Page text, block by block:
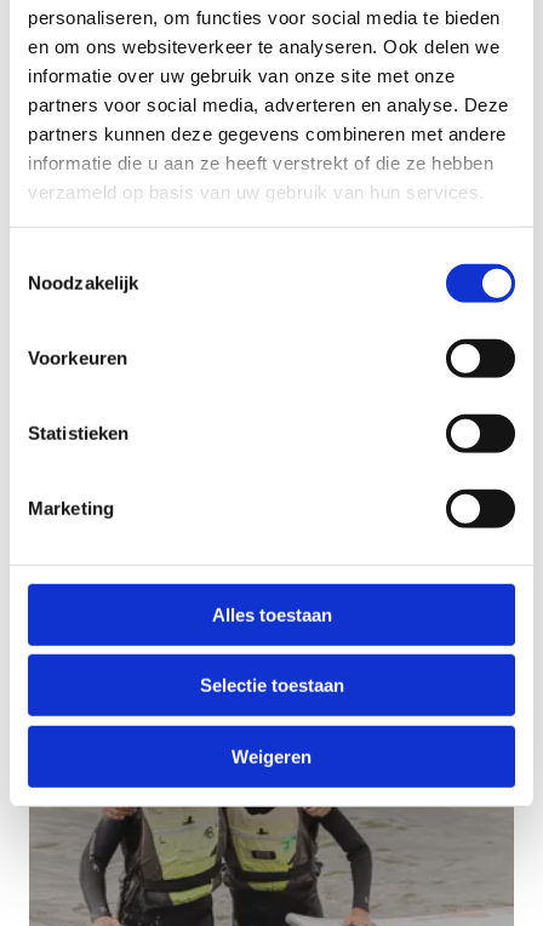
personaliseren, om functies voor social media te bieden
en om ons websiteverkeer te analyseren. Ook delen we
informatie over uw gebruik van onze site met onze
partners voor social media, adverteren en analyse. Deze
partners kunnen deze gegevens combineren met andere
informatie die u aan ze heeft verstrekt of die ze hebben
verzameld op basis van uw gebruik van hun services.
Noodzakelijk
Voorkeuren
Statistieken
Marketing
Alles toestaan
Selectie toestaan
Weigeren
Aanbod surfmoduleschaal voor kinderen geboren